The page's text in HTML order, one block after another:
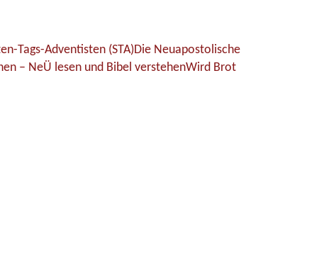
Tags-Adventisten (STA)Die Neuapostolische
– NeÜ lesen und Bibel verstehenWird Brot